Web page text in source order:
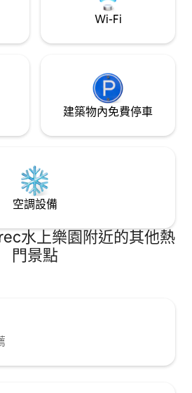
Wi-Fi
建築物內免費停車
空調設備
水上樂園附近的其他熱
門景點